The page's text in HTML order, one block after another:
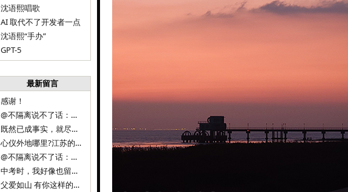
沈语熙唱歌
AI 取代不了开发者一点
沈语熙“手办”
GPT-5
最新留言
感谢！
@不隔离说不了话：浙江的
既然已成事实，就尽量接受了。 事情未能如愿已是不幸，没必要为此反复纠结来进行不必要的自我惩罚。 之前问过家里的小朋友是否想学编
心仪外地哪里?江苏的？顺其自然，全面发展才是。
@不隔离说不了话：确实，一晃三年。
中考时，我好像也留言过的，可乐好像和我们考得差不多。 一晃三年，我们江苏24年，物化生612分，女孩。 其实高考只是长跑的
父爱如山 有你这样的父亲做后盾，可乐未来的路一定会走得踏实又精彩